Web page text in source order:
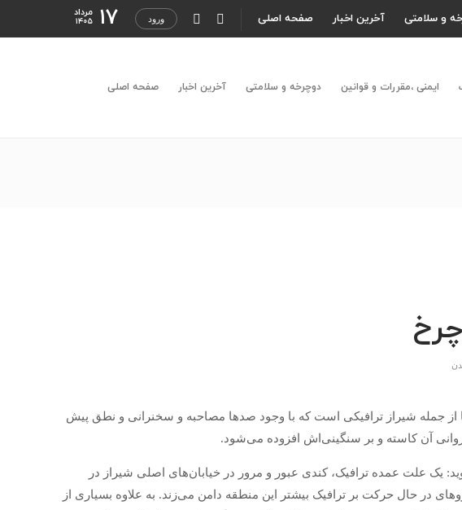
صفحه اصلی آخرین اخبار و سلامتی ورود ۱۷ مرداد
۱۴۰۵
صفحه اصلی آخرین اخبار دوچرخه و سلامتی ایمنی ،مقررات و قوانین
جمله شیراز ترافیکی است که با وجود صدها مصاحبه و سخنرانی و نطق پیش
روانی آن کاسته و بر سنگینی‌‌اش افزوده می‌شود.
یک علت عمده ترافیک، کندی عبور و مرور در خیابان‌های اصلی شیراز در
در حال حرکت بر ترافیک بیشتر این منطقه دامن می‌زند. به علاوه بسیاری از